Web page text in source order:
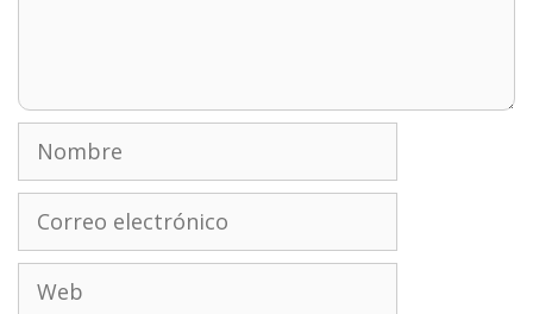
Nombre
electrónico